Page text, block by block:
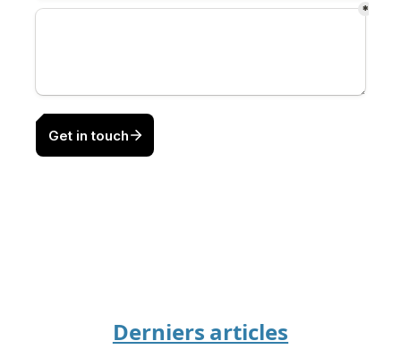
Derniers articles